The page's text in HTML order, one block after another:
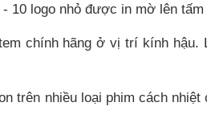
10 logo nhỏ được in mờ lên
chính hãng ở vị trí kính
trên nhiều loại phim cách